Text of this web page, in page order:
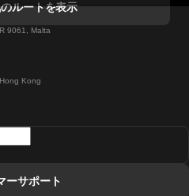
ルウェイまでの列車
ポリまでの列車
ルートを表示
9061, Malta
Kong
ーサポート